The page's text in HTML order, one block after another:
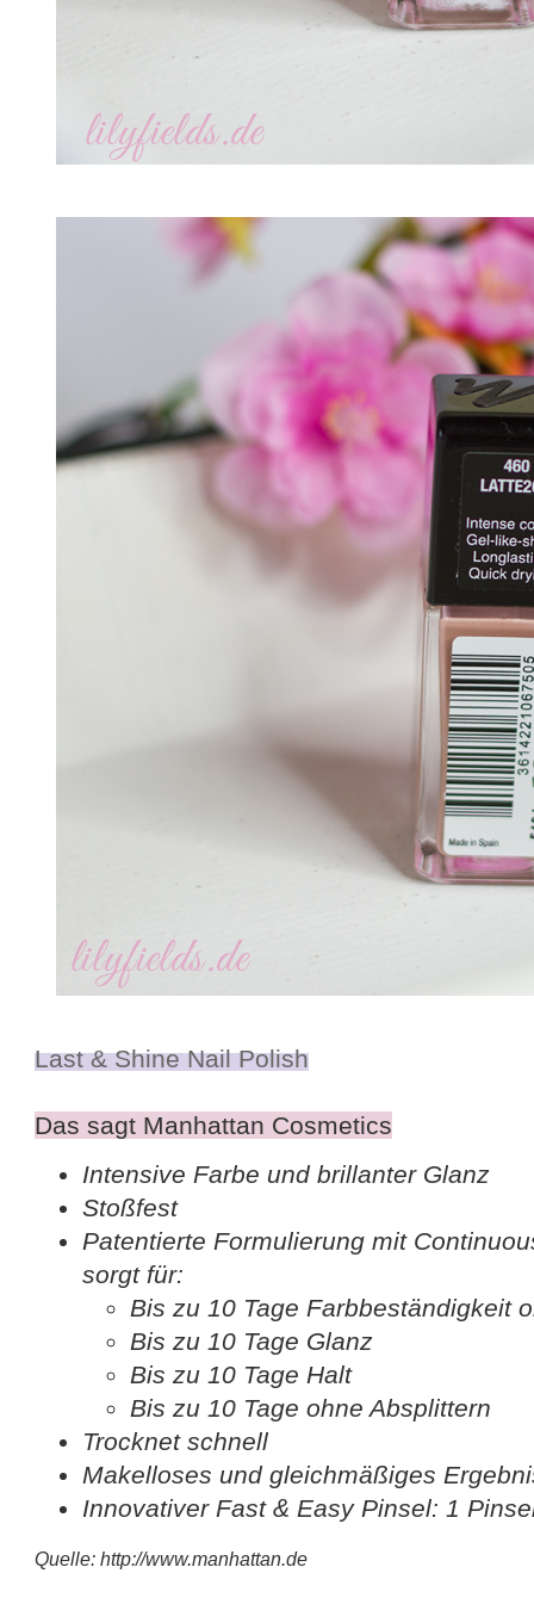
Last & Shine Nail Polish
Das sagt Manhattan Cosmetics
Intensive Farbe und brillanter Glanz
Stoßfest
Patentierte Formulierung mit
sorgt für:
Bis zu 10 Tage Farbbeständigkeit
Bis zu 10 Tage Glanz
Bis zu 10 Tage Halt
Bis zu 10 Tage ohne Absplittern
Trocknet schnell
Makelloses und gleichmäßiges
Innovativer Fast & Easy Pinsel: 1
Quelle: http://www.manhattan.de